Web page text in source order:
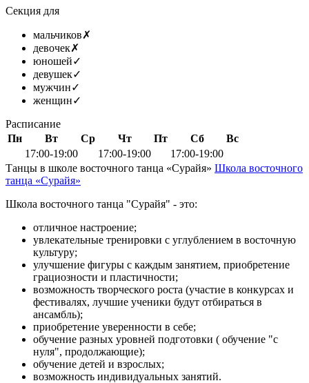
Секция для
мальчиков✗
девочек✗
юношей✓
девушек✓
мужчин✓
женщин✓
Расписание
Пн
Вт Ср Чт Пт Сб
Вс
17:00-19:00
17:00-19:00
17:00-19:00
Танцы в школе восточного танца «Сурайя» Школа восточного
танца «Сурайя»
Школа восточного танца "Сурайя" - это:
отличное настроение;
увлекательные тренировки с углублением в восточную
культуру;
улучшение фигуры с каждым занятием, приобретение
грациозности и пластичности;
возможность творческого роста (участие в конкурсах и
фестивалях, лучшие ученики будут отбираться в
ансамбль);
приобретение уверенности в себе;
обучение разных уровней подготовки ( обучение "с
нуля", продолжающие);
обучение детей и взрослых;
возможность индивидуальных занятий.